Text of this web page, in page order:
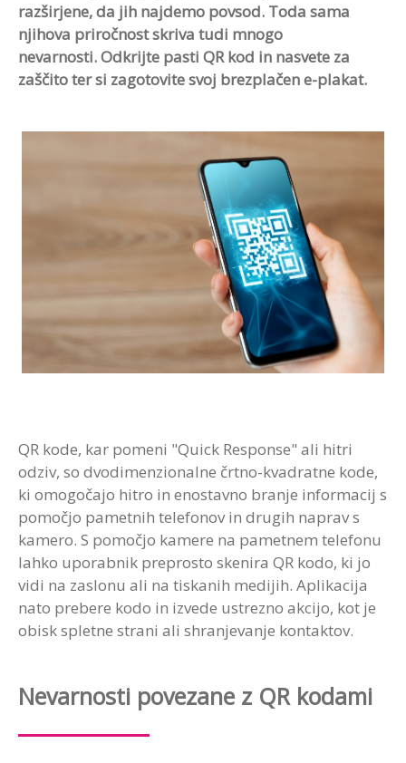
razširjene, da jih najdemo povsod. Toda sama
njihova priročnost skriva tudi mnogo
nevarnosti. Odkrijte pasti QR kod in nasvete za
zaščito ter si zagotovite svoj brezplačen e-plakat.
QR kode, kar pomeni "Quick Response" ali hitri
odziv, so dvodimenzionalne črtno-kvadratne kode,
ki omogočajo hitro in enostavno branje informacij s
pomočjo pametnih telefonov in drugih naprav s
kamero. S pomočjo kamere na pametnem telefonu
lahko uporabnik preprosto skenira QR kodo, ki jo
vidi na zaslonu ali na tiskanih medijih. Aplikacija
nato prebere kodo in izvede ustrezno akcijo, kot je
obisk spletne strani ali shranjevanje kontaktov.
Nevarnosti povezane z QR kodami